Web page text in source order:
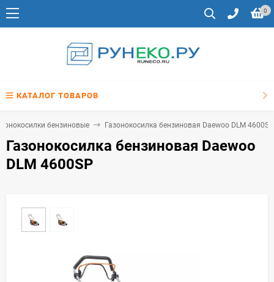
0
КАТАЛОГ ТОВАРОВ
бензиновые Газонокосилка бензиновая Daewoo DLM 4600SP
Газонокосилка бензиновая Daewoo
DLM 4600SP